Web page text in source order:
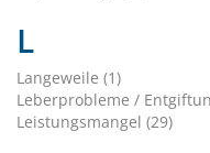
L
Langeweile (1)
Leberprobleme /
Leistungsmangel (29)